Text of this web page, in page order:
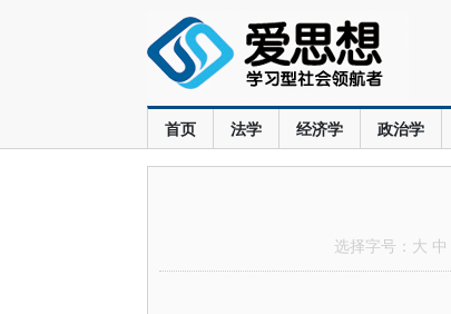
首页 法学 经济学 政治学
选择字号： 大 中